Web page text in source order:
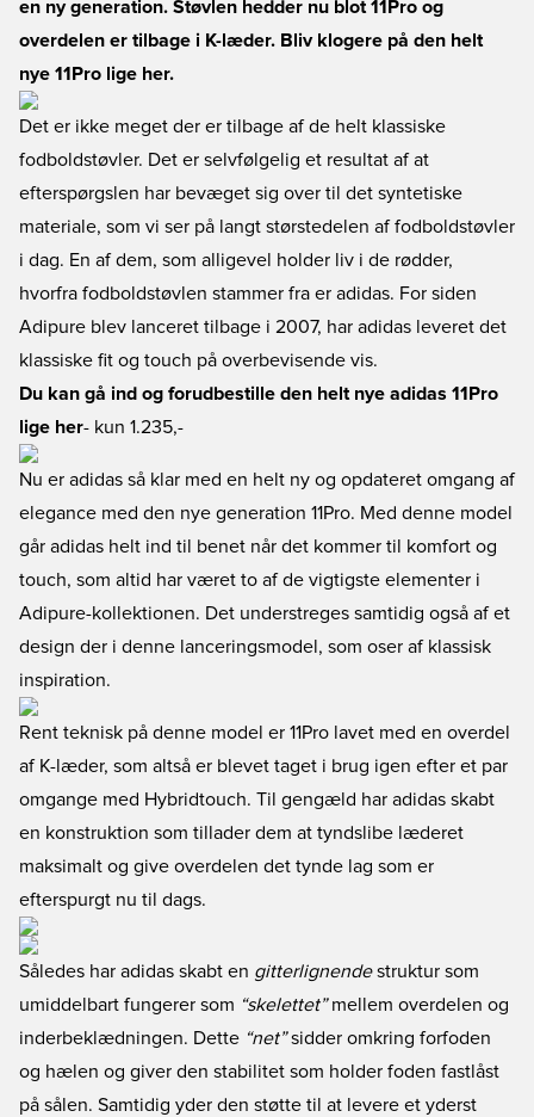
en ny generation. Støvlen hedder nu blot 11Pro og
overdelen er tilbage i K-læder. Bliv klogere på den helt
nye 11Pro lige her.
Det er ikke meget der er tilbage af de helt klassiske
fodboldstøvler. Det er selvfølgelig et resultat af at
efterspørgslen har bevæget sig over til det syntetiske
materiale, som vi ser på langt størstedelen af fodboldstøvler
i dag. En af dem, som alligevel holder liv i de rødder,
hvorfra fodboldstøvlen stammer fra er adidas. For siden
Adipure blev lanceret tilbage i 2007, har adidas leveret det
klassiske fit og touch på overbevisende vis.
Du kan gå ind og forudbestille den helt nye adidas 11Pro
lige her- kun 1.235,-
Nu er adidas så klar med en helt ny og opdateret omgang af
elegance med den nye generation 11Pro. Med denne model
går adidas helt ind til benet når det kommer til komfort og
touch, som altid har været to af de vigtigste elementer i
Adipure-kollektionen. Det understreges samtidig også af et
design der i denne lanceringsmodel, som oser af klassisk
inspiration.
Rent teknisk på denne model er 11Pro lavet med en overdel
af K-læder, som altså er blevet taget i brug igen efter et par
omgange med Hybridtouch. Til gengæld har adidas skabt
en konstruktion som tillader dem at tyndslibe læderet
maksimalt og give overdelen det tynde lag som er
efterspurgt nu til dags.
Således har adidas skabt en gitterlignendestruktur som
umiddelbart fungerer som “skelettet”mellem overdelen og
inderbeklædningen. Dette “net”sidder omkring forfoden
og hælen og giver den stabilitet som holder foden fastlåst
på sålen. Samtidig yder den støtte til at levere et yderst